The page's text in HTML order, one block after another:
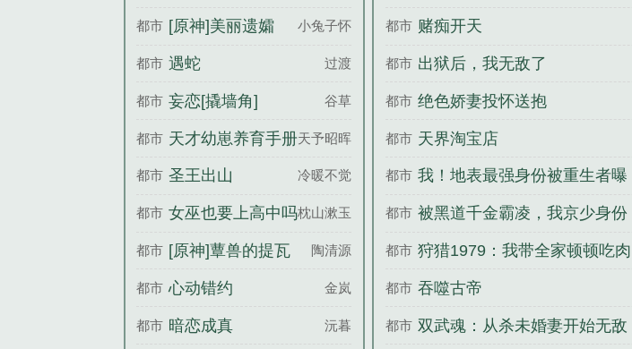
都市 [原神]美丽遗孀 小兔子怀中
都市 遇蛇 过渡
都市 妄恋[撬墙角] 谷草
都市 天才幼崽养育手册天予昭晖
都市 圣王出山 冷暖不觉
都市 女巫也要上高中吗枕山漱玉
都市 [原神]蕈兽的提瓦
特漫游指南
陶清源
都市 心动错约 金岚
都市 暗恋成真 沅暮
都市 赌痴开天
都市 出狱后，我无敌了
都市 绝色娇妻投怀送抱
都市 天界淘宝店
都市 我！地表最强身份被重生者曝
光了
都市 被黑道千金霸凌，我京少身份
曝光
都市 狩猎1979：我带全家顿顿吃肉
都市 吞噬古帝
都市 双武魂：从杀未婚妻开始无敌